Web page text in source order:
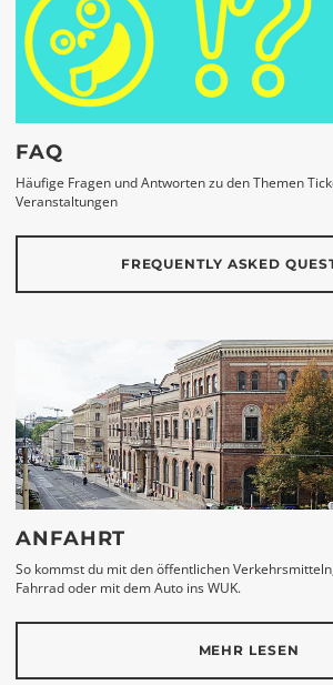
FAQ
Häufige Fragen und Antworten zu den Themen
Veranstaltungen
FREQUENTLY ASKED
ANFAHRT
So kommst du mit den öffentlichen
Fahrrad oder mit dem Auto ins WUK.
MEHR LESEN